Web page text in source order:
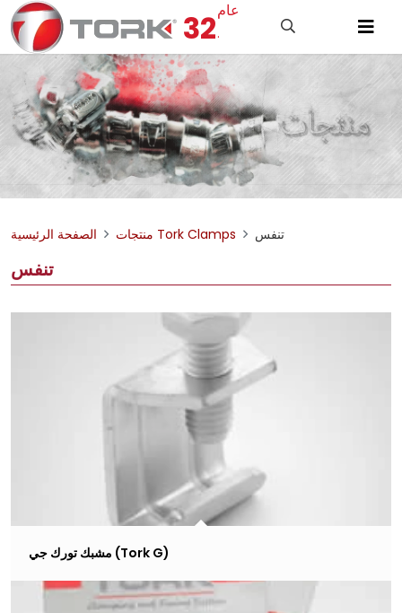
32.
عام
الصفحة الرئيسية منتجات Tork Clamps تنفس
تنفس
مشبك تورك جي (Tork G)